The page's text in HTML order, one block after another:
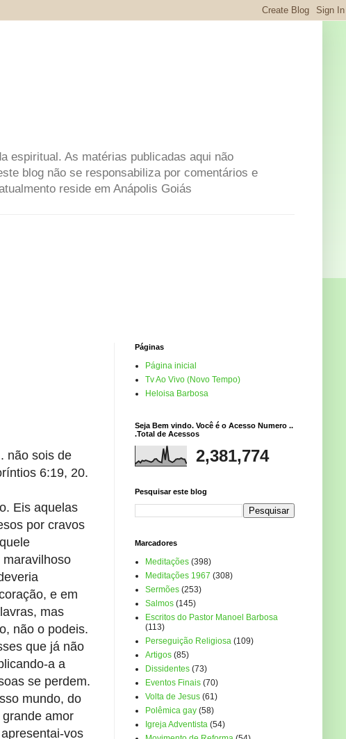
espiritual. As matérias publicadas aqui não
blog não se responsabiliza por comentários e
reside em Anápolis Goiás
não sois de
6:19, 20.
Eis aquelas
por cravos
e em
mas
não o podeis.
que já não
a a
se perdem.
mundo, do
amor
vos
Páginas
Página inicial
Tv Ao Vivo (Novo Tempo)
Heloisa Barbosa
Seja Bem vindo. Você é o Acesso Numero ..
.Total de Acessos
2,381,774
Pesquisar este blog
Marcadores
Meditações (398)
Meditações 1967 (308)
Sermões (253)
Salmos (145)
Escritos do Pastor Manoel Barbosa
(113)
Perseguição Religiosa (109)
Artigos (85)
Dissidentes (73)
Eventos Finais (70)
Volta de Jesus (61)
Polêmica gay (58)
Igreja Adventista (54)